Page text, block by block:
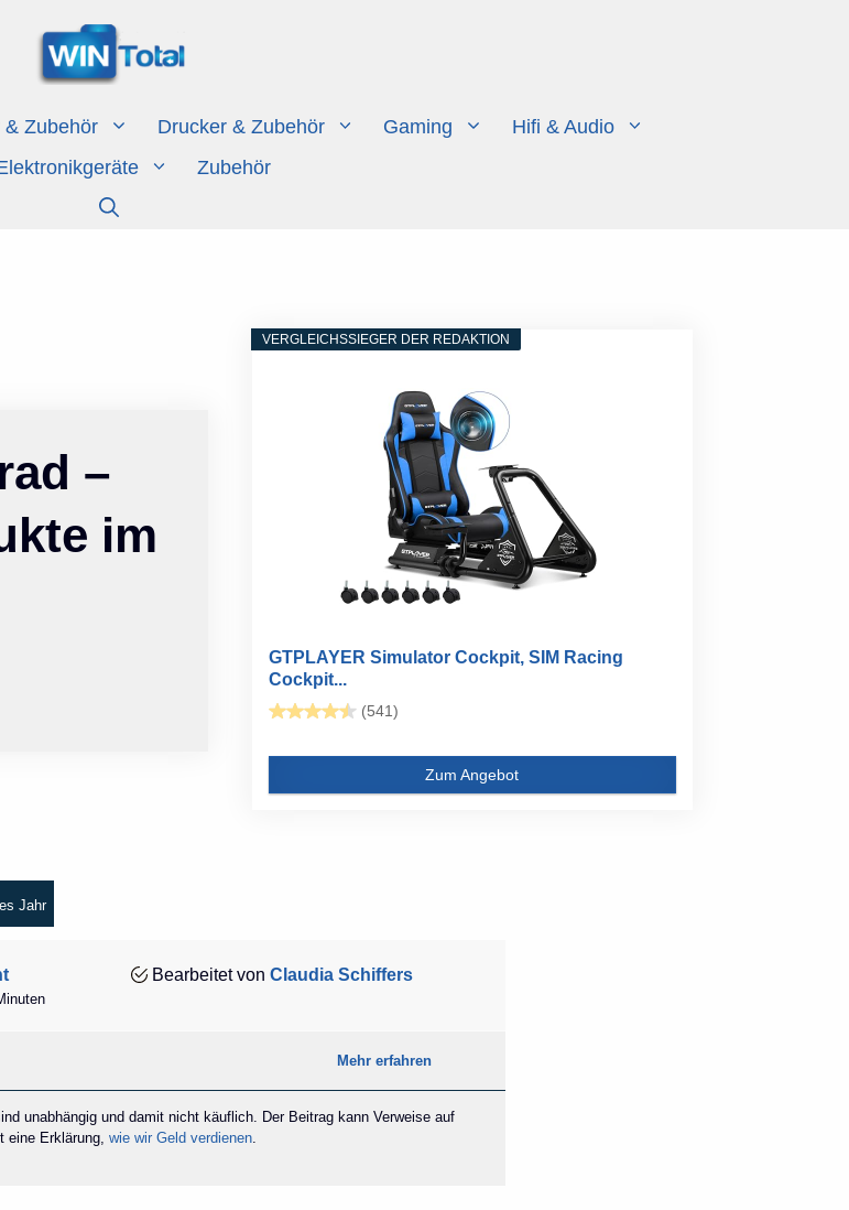
& Zubehör Drucker & Zubehör Gaming
Hifi & Audio
Zubehör
–
im
VERGLEICHSSIEGER DER REDAKTION
GTPLAYER Simulator Cockpit, SIM Racing
Cockpit...
(541)
Zum Angebot
Jahr
Bearbeitet von Claudia Schiffers
Mehr erfahren
unabhängig und damit nicht käuflich. Der Beitrag kann Verweise auf
eine Erklärung,wie wir Geld verdienen.